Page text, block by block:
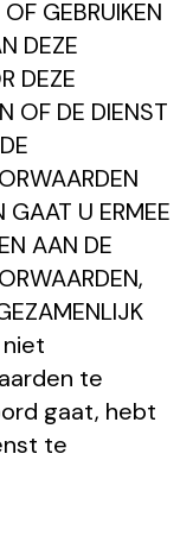
GEBRUIKEN
DEZE
DEZE
OF DE DIENST
GAAT U ERMEE
AAN DE
niet
te
gaat, hebt
te